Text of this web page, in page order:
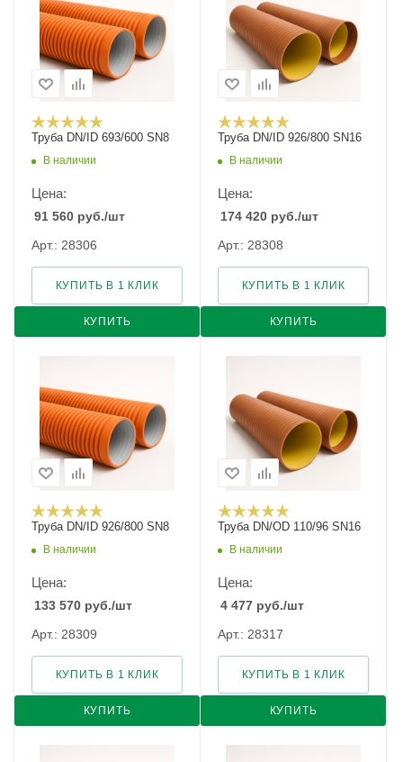
Труба DN/ID 693/600 SN8
В наличии
Цена:
91 560 руб./шт
Арт.: 28306
КУПИТЬ
КУПИТЬ В 1 КЛИК
Труба DN/ID 926/800 SN16
В наличии
Цена:
174 420 руб./шт
Арт.: 28308
КУПИТЬ
КУПИТЬ В 1 КЛИК
Труба DN/ID 926/800 SN8
В наличии
Цена:
133 570 руб./шт
Арт.: 28309
КУПИТЬ
КУПИТЬ В 1 КЛИК
Труба DN/OD 110/96 SN16
В наличии
Цена:
4 477 руб./шт
Арт.: 28317
КУПИТЬ
КУПИТЬ В 1 КЛИК